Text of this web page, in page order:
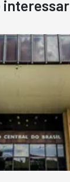
966
interessar